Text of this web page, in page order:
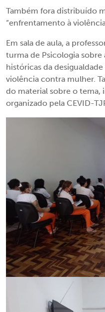
Também fora distribuído
“enfrentamento à
Em sala de aula, a
turma de Psicologia sobre
históricas da
violência contra mulher.
do material sobre o tema,
organizado pela CEVID-